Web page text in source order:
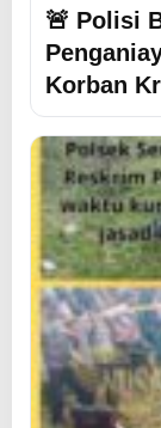
🚨 Polisi
Korban